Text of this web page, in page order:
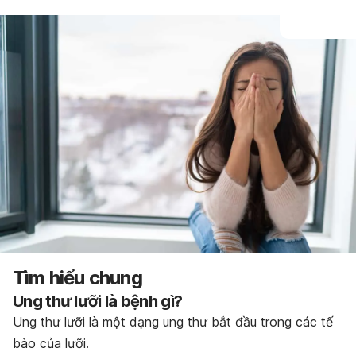
Tìm hiểu chung
Ung thư lưỡi là bệnh gì?
Ung thư lưỡi là một dạng ung thư bắt đầu trong các tế
bào của lưỡi.